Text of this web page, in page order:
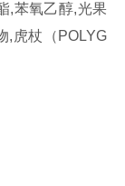
,苯氧乙醇,光果
,虎杖（POLYG